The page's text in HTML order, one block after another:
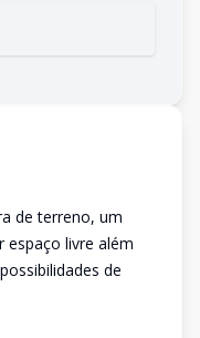
de terreno, um
espaço livre além
de